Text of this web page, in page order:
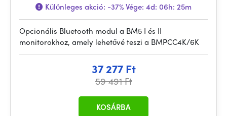
Különleges akció: -37%Vége: 4d: 06h: 25m
Opcionális Bluetooth modul a BM5 I és II
monitorokhoz, amely lehetővé teszi a BMPCC4K/6K
37 277 Ft
59 491 Ft
KOSÁRBA